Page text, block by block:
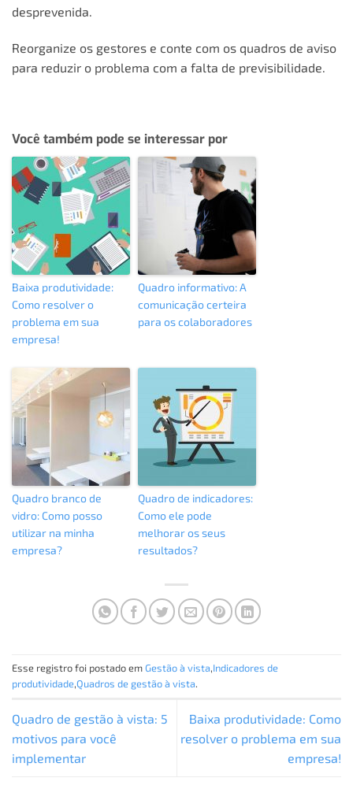
desprevenida.
Reorganize os gestores e conte com os quadros de aviso
para reduzir o problema com a falta de previsibilidade.
Você também pode se interessar por
Baixa produtividade:
Como resolver o
problema em sua
empresa!
Quadro informativo: A
comunicação certeira
para os colaboradores
Quadro branco de
vidro: Como posso
utilizar na minha
empresa?
Quadro de indicadores:
Como ele pode
melhorar os seus
resultados?
Esse registro foi postado emGestão à vista,Indicadores de
produtividade,Quadros de gestão à vista.
Quadro de gestão à vista: 5
motivos para você
implementar
Baixa produtividade: Como
resolver o problema em sua
empresa!